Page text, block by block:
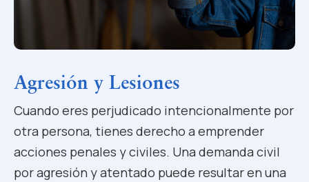
Agresión y Lesiones
Cuando eres perjudicado intencionalmente por
otra persona, tienes derecho a emprender
acciones penales y civiles. Una demanda civil
por agresión y atentado puede resultar en una